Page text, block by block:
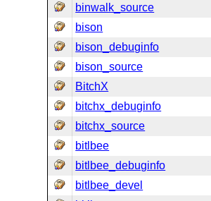
binwalk_source
bison
bison_debuginfo
bison_source
BitchX
bitchx_debuginfo
bitchx_source
bitlbee
bitlbee_debuginfo
bitlbee_devel